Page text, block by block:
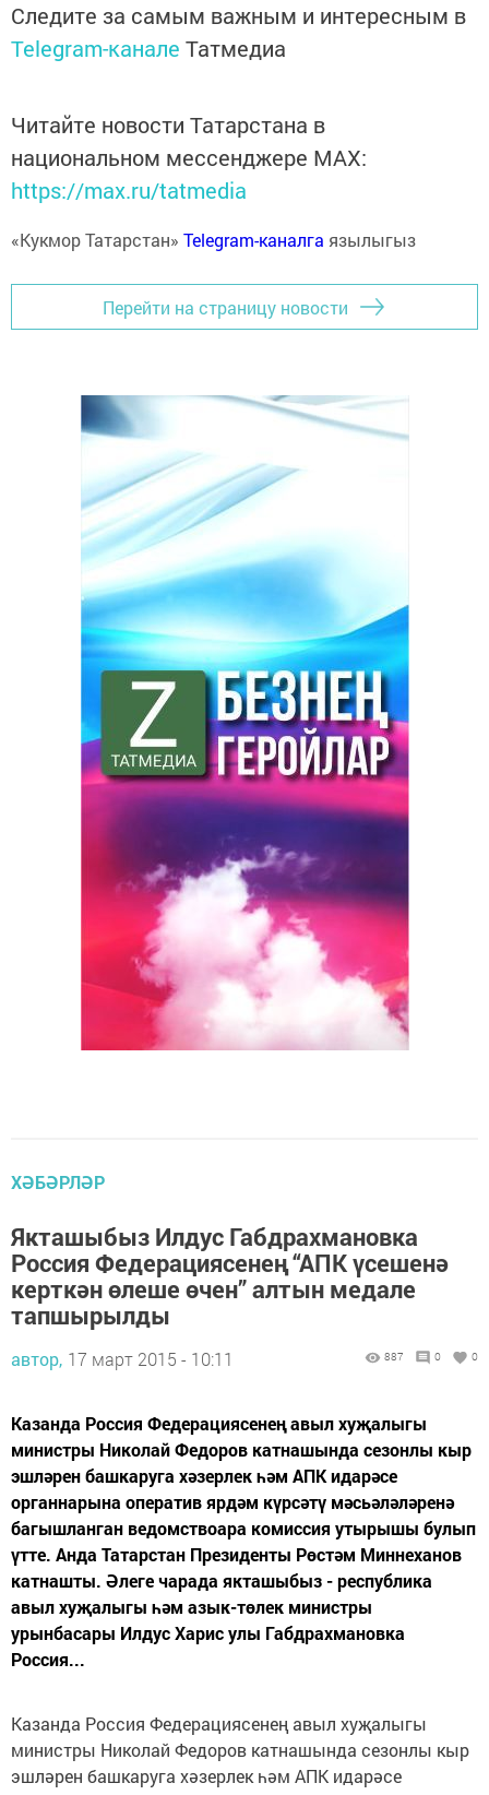
Следите за самым важным и интересным в
Telegram-канале Татмедиа
Читайте новости Татарстана в
национальном мессенджере MАХ:
https://max.ru/tatmedia
«Кукмор Татарстан» Telegram-каналга язылыгыз
Перейти на страницу новости
ХӘБӘРЛӘР
Якташыбыз Илдус Габдрахмановка
Россия Федерациясенең “АПК үсешенә
керткән өлеше өчен” алтын медале
тапшырылды
автор, 17 март 2015 - 10:11 887 0 0
Казанда Россия Федерациясенең авыл хуҗалыгы
министры Николай Федоров катнашында сезонлы кыр
эшләрен башкаруга хәзерлек һәм АПК идарәсе
органнарына оператив ярдәм күрсәтү мәсьәләләренә
багышланган ведомствоара комиссия утырышы булып
үтте. Анда Татарстан Президенты Рөстәм Миннеханов
катнашты. Әлеге чарада якташыбыз - республика
авыл хуҗалыгы һәм азык-төлек министры
урынбасары Илдус Харис улы Габдрахмановка
Россия...
Казанда Россия Федерациясенең авыл хуҗалыгы
министры Николай Федоров катнашында сезонлы кыр
эшләрен башкаруга хәзерлек һәм АПК идарәсе